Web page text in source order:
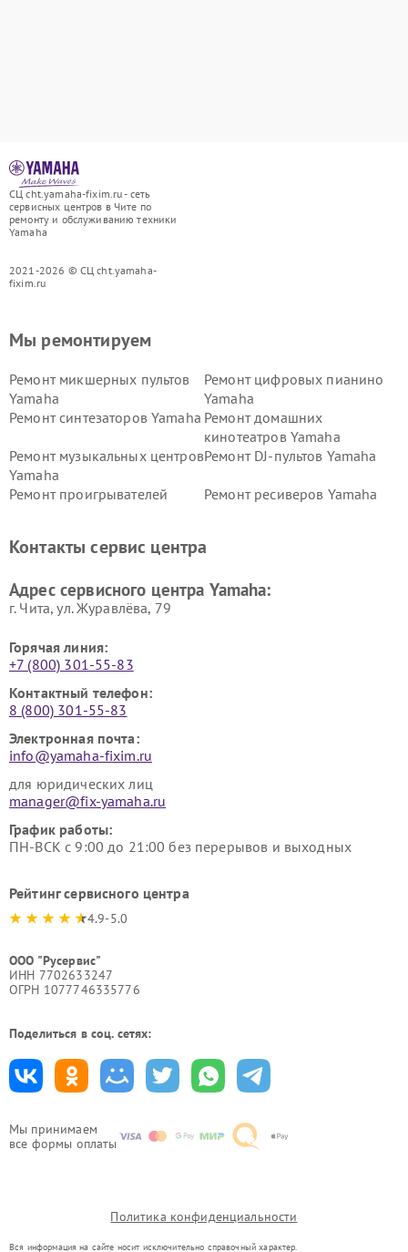
СЦ cht.yamaha-fixim.ru - сеть
сервисных центров в Чите по
ремонту и обслуживанию техники
Yamaha
2021-2026 © СЦ cht.yamaha-
fixim.ru
Мы принимаем
все формы оплаты
Мы ремонтируем
Ремонт микшерных пультов
Yamaha
Ремонт цифровых пианино
Yamaha
Ремонт синтезаторов Yamaha Ремонт домашних
кинотеатров Yamaha
Ремонт музыкальных центров
Yamaha
Ремонт DJ-пультов Yamaha
Ремонт проигрывателей
Ремонт ресиверов Yamaha
Yamaha
Yamaha
Контакты сервис центра
Адрес сервисного центра Yamaha:
г. Чита, ул. Журавлёва, 79
Горячая линия:
+7 (800) 301-55-83
Контактный телефон:
8 (800) 301-55-83
Электронная почта:
info@yamaha-fixim.ru
для юридических лиц
manager@fix-yamaha.ru
График работы:
ПН-ВСК с 9:00 до 21:00 без перерывов и выходных
Рейтинг сервисного центра
4.9-5.0
ООО "Русервис"
ИНН 7702633247
ОГРН 1077746335776
Поделиться в соц. сетях:
Политика конфиденциальности
Вся информация на сайте носит исключительно справочный характер.